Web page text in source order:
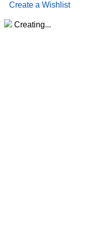
Create a Wishlist
Creating...